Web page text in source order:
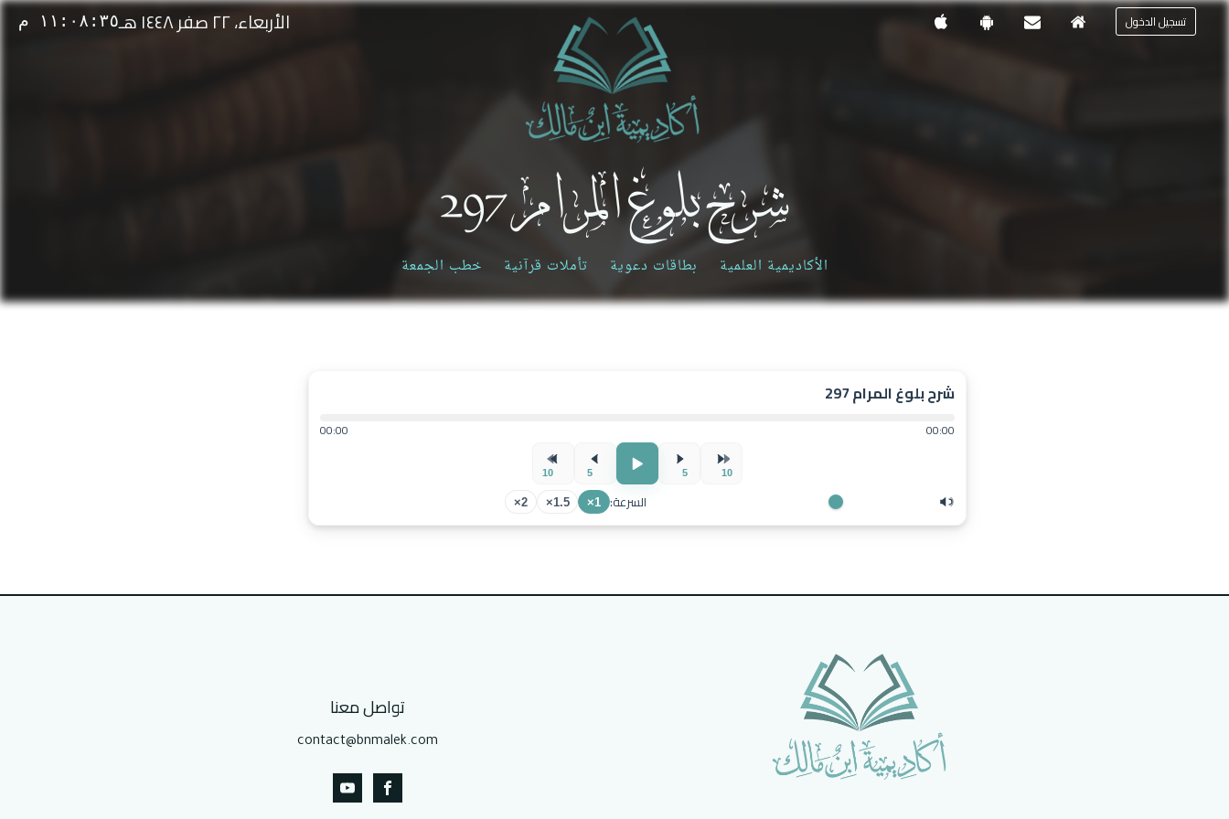
تسجيل الدخول الأربعاء، ٢٢ صفر ١٤٤٨ هـ ١١:٠٨:٣٥ م
شرح بلوغ المرام 297
الأكاديمية العلمية بطاقات دعوية تأملات قرآنية خطب الجمعة
شرح بلوغ المرام 297
00:00
00:00
10
5
5
10
السرعة: 1×
1.5×
2×
تواصل معنا
contact@bnmalek.com